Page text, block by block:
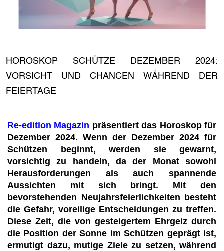
HOROSKOP SCHÜTZE DEZEMBER 2024:
VORSICHT UND CHANCEN WÄHREND DER
FEIERTAGE
Re-edition Magazin präsentiert das Horoskop für
Dezember 2024. Wenn der Dezember 2024 für
Schützen beginnt, werden sie gewarnt,
vorsichtig zu handeln, da der Monat sowohl
Herausforderungen als auch spannende
Aussichten mit sich bringt. Mit den
bevorstehenden Neujahrsfeierlichkeiten besteht
die Gefahr, voreilige Entscheidungen zu treffen.
Diese Zeit, die von gesteigertem Ehrgeiz durch
die Position der Sonne im Schützen geprägt ist,
ermutigt dazu, mutige Ziele zu setzen, während